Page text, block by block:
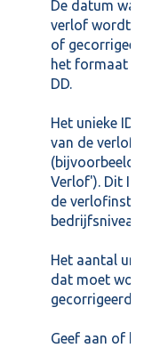
De datum
verlof wordt
of
het formaat
DD.
Het unieke ID-
van de
(bijvoorbeeld
Verlof'). Dit ID
de
bedrijfsniveau.
Het aantal
dat moet
gecorrigeerd/
Geef aan of